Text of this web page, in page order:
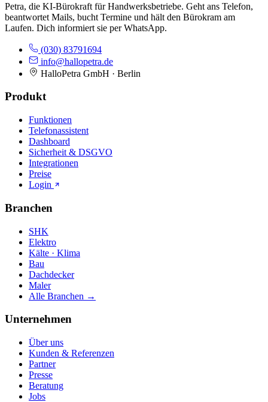
Petra, die KI-Bürokraft für Handwerksbetriebe. Geht ans Telefon,
beantwortet Mails, bucht Termine und hält den Bürokram am
Laufen. Dich informiert sie per WhatsApp.
(030) 83791694
info@hallopetra.de
HalloPetra GmbH · Berlin
Produkt
Funktionen
Telefonassistent
Dashboard
Sicherheit & DSGVO
Integrationen
Preise
Login
Branchen
SHK
Elektro
Kälte · Klima
Bau
Dachdecker
Maler
Alle Branchen →
Unternehmen
Über uns
Kunden & Referenzen
Partner
Presse
Beratung
Jobs